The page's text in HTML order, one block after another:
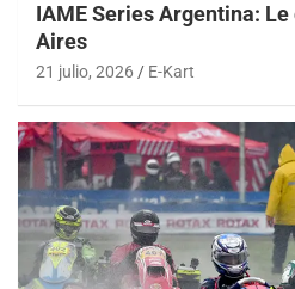
IAME Series Argentina:
Aires
21 julio, 2026 E-Kart